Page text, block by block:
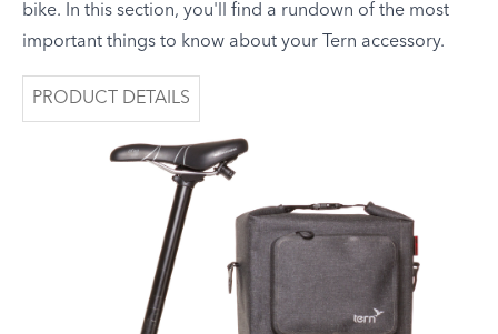
bike. In this section, you'll find a rundown of the most
important things to know about your Tern accessory.
PRODUCT DETAILS